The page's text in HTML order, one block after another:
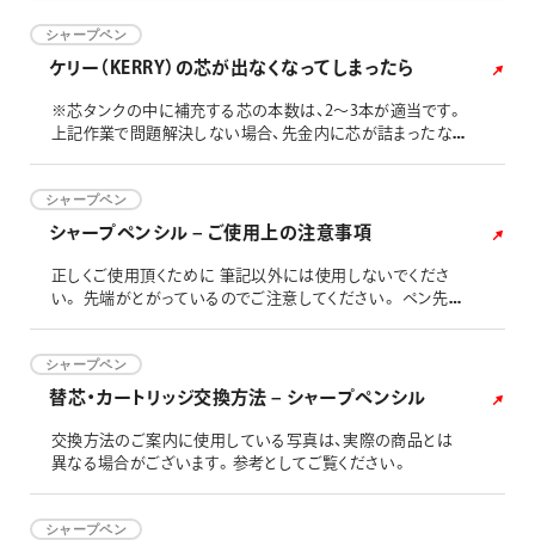
シャープペン
ケリー（KERRY）の芯が出なくなってしまったら
※芯タンクの中に補充する芯の本数は、2～3本が適当です。
上記作業で問題解決しない場合、先金内に芯が詰まったなど
ください。 芯詰まり除去後は、正しい使用方法をご参考の
上、ご使用いただきますようお願いいたします。 日本筆記具
さい。
シャープペン
シャープペンシル – ご使用上の注意事項
正しくご使用頂くために 筆記以外には使用しないでくださ
い。 先端がとがっているのでご注意してください。 ペン先が
下などの衝撃が加わると本体が破損（キズ・割れ）することが
ございますので、落下には十分ご注意ください。 クリップを開
損・分
シャープペン
替芯・カートリッジ交換方法 – シャープペンシル
交換方法のご案内に使用している写真は、実際の商品とは
異なる場合がございます。参考としてご覧ください。
シャープペン